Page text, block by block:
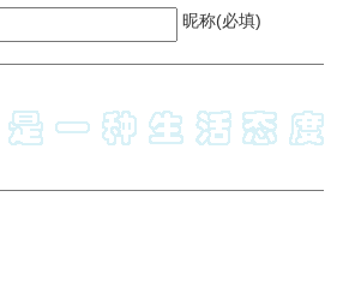
昵称(必填)